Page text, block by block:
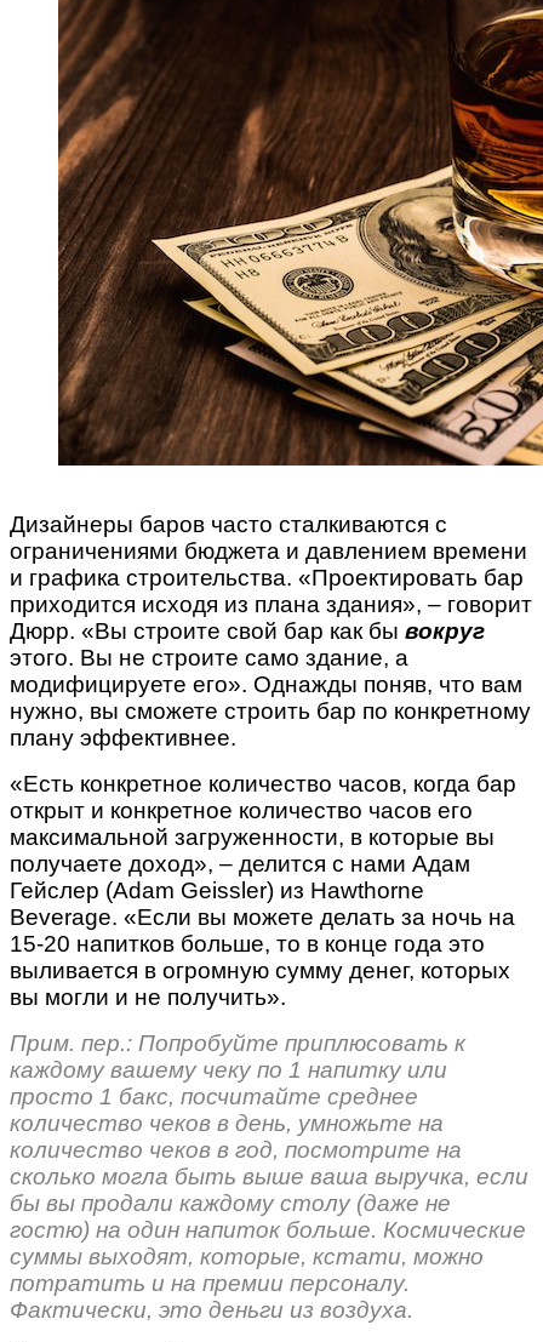
Дизайнеры баров часто сталкиваются с
ограничениями бюджета и давлением времени
и графика строительства. «Проектировать бар
приходится исходя из плана здания», – говорит
Дюрр. «Вы строите свой бар как бы вокруг
этого. Вы не строите само здание, а
модифицируете его». Однажды поняв, что вам
нужно, вы сможете строить бар по конкретному
плану эффективнее.
«Есть конкретное количество часов, когда бар
открыт и конкретное количество часов его
максимальной загруженности, в которые вы
получаете доход», – делится с нами Адам
Гейслер (Adam Geissler) из Hawthorne
Beverage. «Если вы можете делать за ночь на
15-20 напитков больше, то в конце года это
выливается в огромную сумму денег, которых
вы могли и не получить».
Прим. пер.: Попробуйте приплюсовать к
каждому вашему чеку по 1 напитку или
просто 1 бакс, посчитайте среднее
количество чеков в день, умножьте на
количество чеков в год, посмотрите на
сколько могла быть выше ваша выручка, если
бы вы продали каждому столу (даже не
гостю) на один напиток больше. Космические
суммы выходят, которые, кстати, можно
потратить и на премии персоналу.
Фактически, это деньги из воздуха.